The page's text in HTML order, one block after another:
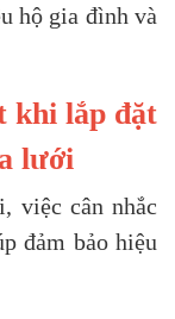
hộ gia đình và
khi lắp đặt
lưới
việc cân nhắc
đảm bảo hiệu